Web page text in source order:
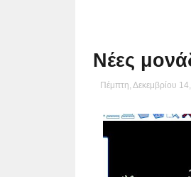
Νέες
Πέμπτη, Δεκεμβρίου